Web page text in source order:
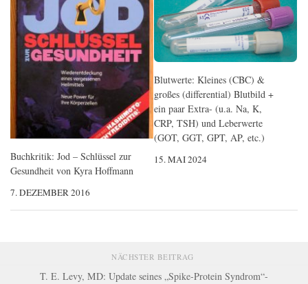
Buchkritik: Jod – Schlüssel zur
Gesundheit von Kyra Hoffmann
7. DEZEMBER 2016
Blutwerte: Kleines (CBC) &
großes (differential) Blutbild +
ein paar Extra- (u.a. Na, K,
CRP, TSH) und Leberwerte
(GOT, GGT, GPT, AP, etc.)
15. MAI 2024
NÄCHSTER BEITRAG
T. E. Levy, MD: Update seines „Spike-Protein Syndrom“-